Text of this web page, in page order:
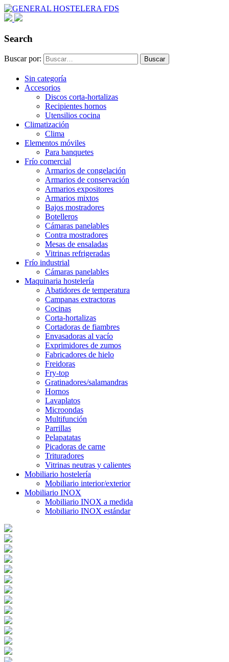
Search
Buscar por: Buscar
Sin categoría
Accesorios
Discos corta-hortalizas
Recipientes hornos
Utensilios cocina
Climatización
Clima
Elementos móviles
Para banquetes
Frío comercial
Armarios de congelación
Armarios de conservación
Armarios expositores
Armarios mixtos
Bajos mostradores
Botelleros
Cámaras panelables
Contra mostradores
Mesas de ensaladas
Vitrinas refrigeradas
Frío industrial
Cámaras panelables
Maquinaria hostelería
Abatidores de temperatura
Campanas extractoras
Cocinas
Corta-hortalizas
Cortadoras de fiambres
Envasadoras al vacío
Exprimidores de zumos
Fabricadores de hielo
Freidoras
Fry-top
Gratinadores/salamandras
Hornos
Lavaplatos
Microondas
Multifunción
Parrillas
Pelapatatas
Picadoras de carne
Trituradores
Vitrinas neutras y calientes
Mobiliario hostelería
Mobiliario interior/exterior
Mobiliario INOX
Mobiliario INOX a medida
Mobiliario INOX estándar